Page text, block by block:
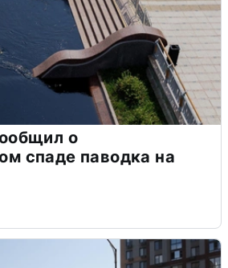
о
спаде паводка на